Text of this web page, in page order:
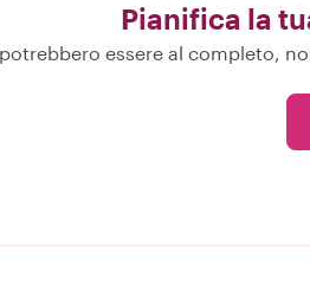
Pianifica la
essere al completo,